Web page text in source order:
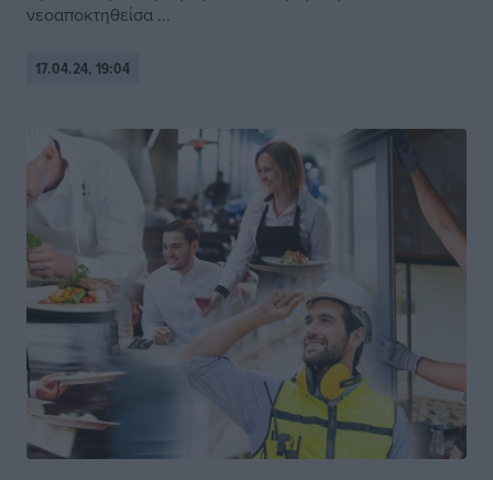
νεοαποκτηθείσα ...
17.04.24, 19:04